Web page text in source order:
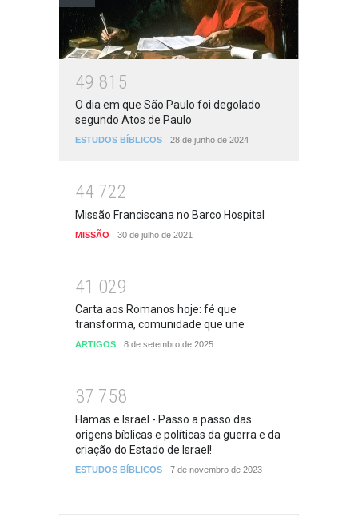
49 81 5
O dia em que São Paulo foi degolado
segundo Atos de Paulo
ESTUDOS BÍBLICOS 28 de junho de 2024
44 722
Missão Franciscana no Barco Hospital
MISSÃO 30 de julho de 2021
41 029
Carta aos Romanos hoje: fé que
transforma, comunidade que une
ARTIGOS 8 de setembro de 2025
37 758
Hamas e Israel - Passo a passo das
origens bíblicas e políticas da guerra e da
criação do Estado de Israel!
ESTUDOS BÍBLICOS 7 de novembro de 2023